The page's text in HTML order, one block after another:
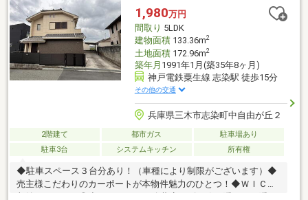
1,980万円
間取り 5LDK
建物面積133.36m2
土地面積172.96m2
築年月 1991年1月(築35年8ヶ月)
神戸電鉄粟生線 志染駅 徒歩15分
その他の交通
兵庫県三木市志染町中自由が丘２
2階建て 都市ガス
駐車場あり
駐車3台
システムキッチン 所有権
◆駐車スペース３台分あり！（車種により制限がございます）◆
売主様こだわりのカーポートが本物件魅力のひとつ！◆ＷＩＣや